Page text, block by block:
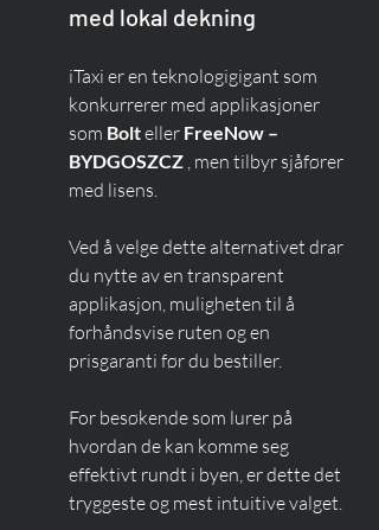
med lokal dekning
iTaxi er en teknologigigant som
konkurrerer med applikasjoner
som Bolt eller FreeNow –
BYDGOSZCZ , men tilbyr sjåfører
med lisens.
Ved å velge dette alternativet drar
du nytte av en transparent
applikasjon, muligheten til å
forhåndsvise ruten og en
prisgaranti før du bestiller.
For besøkende som lurer på
hvordan de kan komme seg
effektivt rundt i byen, er dette det
tryggeste og mest intuitive valget.